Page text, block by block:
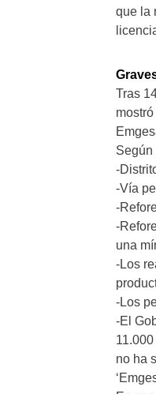
que la
Tras
Según
-
-Vía
-
-
una
-Los
-Los
-El
no ha